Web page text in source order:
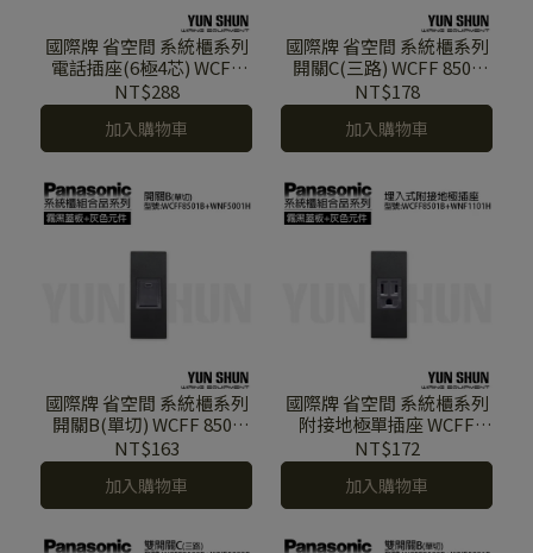
國際牌 省空間 系統櫃系列
電話插座(6極4芯) WCFF
8501 B+WNF 2164 MB (霧
黑色蓋板+霧黑色元件)
NT$288
加入購物車
國際牌 省空間 系統櫃系列
開關C(三路) WCFF 8501
B+WNF 5002 H (霧黑色蓋
板+灰色元件)
NT$178
加入購物車
國際牌 省空間 系統櫃系列
開關B(單切) WCFF 8501
B+WNF 5001 H (霧黑色蓋
板+灰色元件)
NT$163
加入購物車
國際牌 省空間 系統櫃系列
附接地極單插座 WCFF
8501 B+WNF 1101 H (霧黑
色蓋板+灰色元件)
NT$172
加入購物車